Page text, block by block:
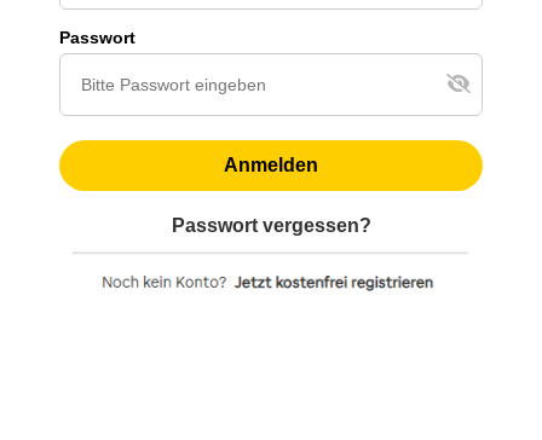
Passwort
Anmelden
Passwort vergessen?